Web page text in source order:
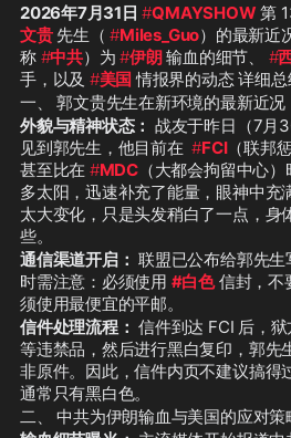
2026年7月31日 #QMAYSHOW 第
文贵 先生（ #Miles_Guo）的最新近
称 #中共）为 #伊朗 输血的细节、 #
手，以及 #美国 情报界的动态 详细总
一、 郭文贵先生在新环境的最新近况
外貌与精神状态： 战友于昨日（7月
见到郭先生，他目前在 #FCI（联邦
甚至比在 #MDC（大都会拘留中心
多太阳，迅速补充了能量，眼神中充
太大变化，只是头发稍白了一点，身
些。
通信渠道开启： 联盟已公布给郭先
时需注意：必须使用 #白色 信封，不
须使用最便宜的平邮。
信件处理流程： 信件到达 FCI 后，
等违禁品，然后进行黑白复印，郭先
非原件。因此，信件内页不建议搞得
通常只有黑白色。
二、 中共为伊朗输血与美国的应对策